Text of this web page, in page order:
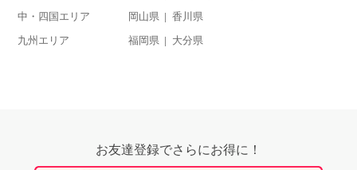
中・四国エリア 岡山県 香川県
九州エリア 福岡県 大分県
お友達登録でさらにお得に！